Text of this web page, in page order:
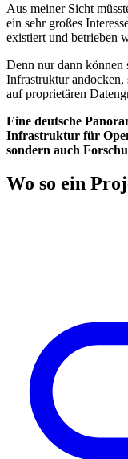
Aus meiner Sicht
ein sehr großes
existiert und betrieben
Denn nur dann können
Infrastruktur andocken,
auf proprietären
Eine deutsche
Infrastruktur für
sondern auch
Wo so ein